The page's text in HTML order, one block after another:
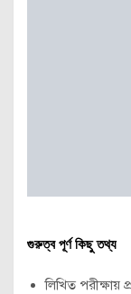
গুরুত্ব পূর্ণ কিছু তথ্য
লিখিত পরীক্ষায়